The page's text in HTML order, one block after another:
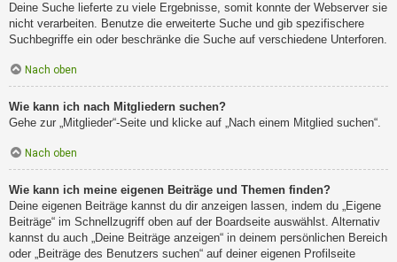
Deine Suche lieferte zu viele Ergebnisse, somit konnte der Webserver sie
nicht verarbeiten. Benutze die erweiterte Suche und gib spezifischere
Suchbegriffe ein oder beschränke die Suche auf verschiedene Unterforen.
Nach oben
Wie kann ich nach Mitgliedern suchen?
Gehe zur „Mitglieder“-Seite und klicke auf „Nach einem Mitglied suchen“.
Nach oben
Wie kann ich meine eigenen Beiträge und Themen finden?
Deine eigenen Beiträge kannst du dir anzeigen lassen, indem du „Eigene
Beiträge“ im Schnellzugriff oben auf der Boardseite auswählst. Alternativ
kannst du auch „Deine Beiträge anzeigen“ in deinem persönlichen Bereich
oder „Beiträge des Benutzers suchen“ auf deiner eigenen Profilseite